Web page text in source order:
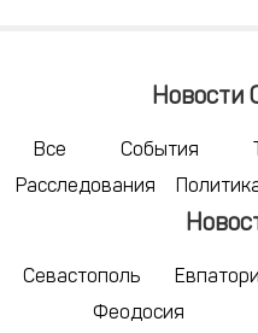
Новости
Все События
Расследования
Севастополь
Феодосия